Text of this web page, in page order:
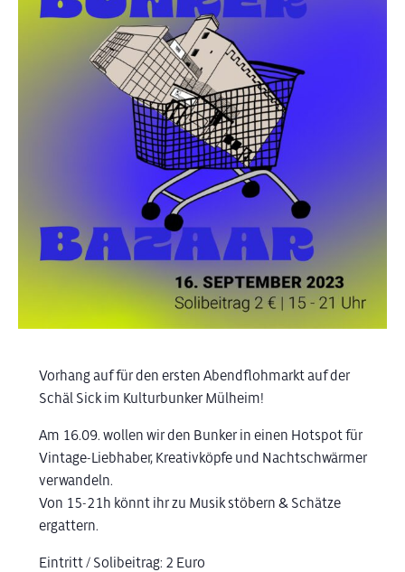
Vorhang auf für den ersten Abendflohmarkt auf der
Schäl Sick im Kulturbunker Mülheim!
Am 16.09. wollen wir den Bunker in einen Hotspot für
Vintage-Liebhaber, Kreativköpfe und Nachtschwärmer
verwandeln.
Von 15-21h könnt ihr zu Musik stöbern & Schätze
ergattern.
Eintritt / Solibeitrag: 2 Euro